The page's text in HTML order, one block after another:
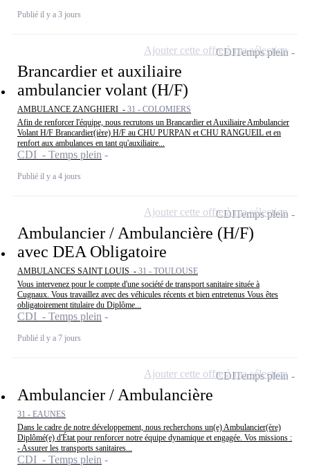
Publié il y a 3 jours
Brancardier et auxiliaire
ambulancier volant (H/F)
AMBULANCE ZANGHIERI - 31 - COLOMIERS
Afin de renforcer l'équipe, nous recrutons un Brancardier et Auxiliaire Ambulancier
Volant H/F Brancardier(ière) H/F au CHU PURPAN et CHU RANGUEIL et en
renfort aux ambulances en tant qu'auxiliaire...
CDI - Temps plein
Publié il y a 4 jours
CDITemps plein
Ajouter cette offre à ma sélection
Ambulancier / Ambulancière (H/F)
avec DEA Obligatoire
AMBULANCES SAINT LOUIS - 31 - TOULOUSE
Vous intervenez pour le compte d'une société de transport sanitaire située à
Cugnaux. Vous travaillez avec des véhicules récents et bien entretenus Vous êtes
obligatoirement titulaire du Diplôme...
CDI - Temps plein
Publié il y a 7 jours
CDITemps plein
Ajouter cette offre à ma sélection
Ambulancier / Ambulancière
31 - EAUNES
Dans le cadre de notre développement, nous recherchons un(e) Ambulancier(ère)
Diplômé(e) d'État pour renforcer notre équipe dynamique et engagée. Vos missions :
- Assurer les transports sanitaires...
CDI - Temps plein
CDITemps plein
Ajouter cette offre à ma sélection